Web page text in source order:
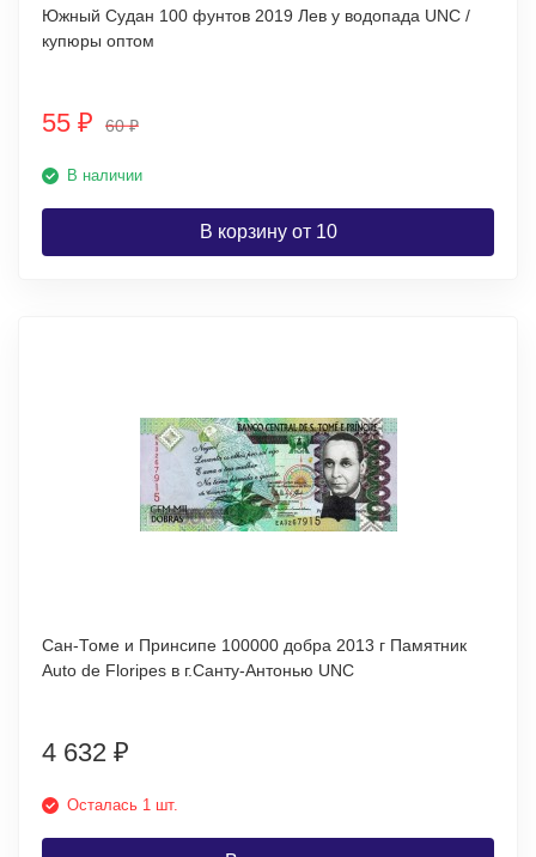
Южный Судан 100 фунтов 2019 Лев у водопада UNC /
купюры оптом
55 ₽ 60₽
В наличии
В корзину от 10
Сан-Томе и Принсипе 100000 добра 2013 г Памятник
Auto de Floripes в г.Санту-Антонью UNC
4 632 ₽
Осталась 1 шт.